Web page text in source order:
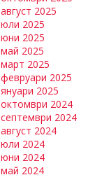
август 2025
юли 2025
юни 2025
май 2025
март 2025
февруари 2025
януари 2025
октомври 2024
септември 2024
август 2024
юли 2024
юни 2024
май 2024